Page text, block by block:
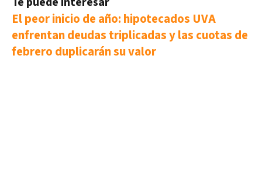
El peor inicio de año: hipotecados UVA
enfrentan deudas triplicadas y las cuotas de
febrero duplicarán su valor